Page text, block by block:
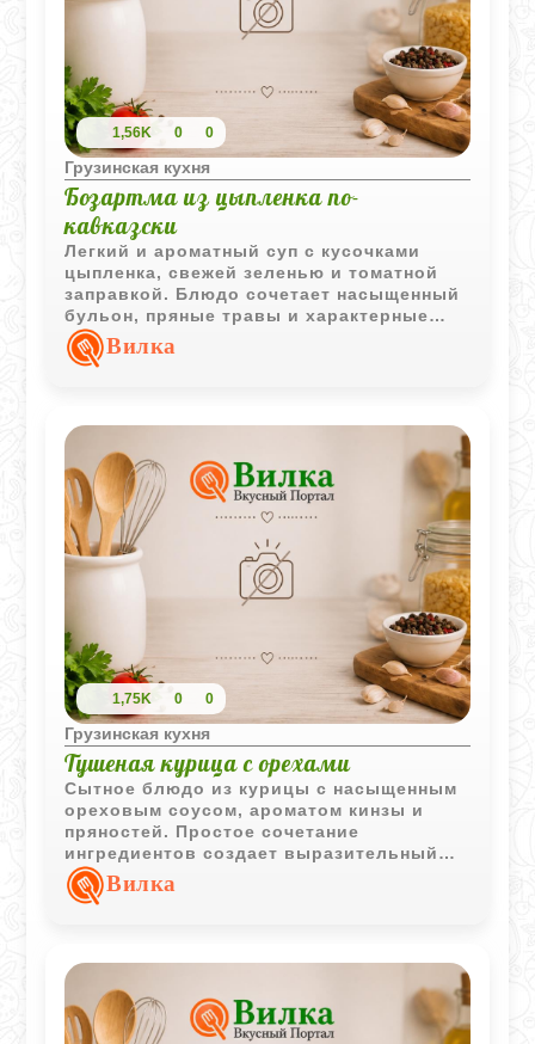
1,56K 0 0
Грузинская кухня
Бозартма из цыпленка по-
кавказски
Легкий и ароматный суп с кусочками
цыпленка, свежей зеленью и томатной
заправкой. Блюдо сочетает насыщенный
бульон, пряные травы и характерные
нотки кавказской кухни.
Вилка
1,75K 0 0
Грузинская кухня
Тушеная курица с орехами
Сытное блюдо из курицы с насыщенным
ореховым соусом, ароматом кинзы и
пряностей. Простое сочетание
ингредиентов создает выразительный
вкус, характерный для кавказской кухни.
Вилка